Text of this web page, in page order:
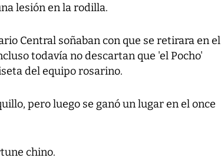
lesión en la rodilla.
Central soñaban con que se retirara en el
todavía no descartan que 'el Pocho'
del equipo rosarino.
pero luego se ganó un lugar en el once
chino.